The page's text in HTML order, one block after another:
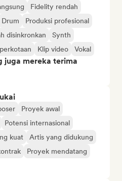
Fidelity rendah
Drum
Produksi profesional
disinkronkan
Synth
Klip video Vokal
juga mereka terima
Proyek awal
Potensi internasional
kuat
Artis yang didukung
Proyek mendatang